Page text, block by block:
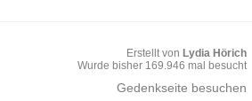
Erstellt von Lydia Hörich
Wurde bisher 169.946 mal besucht
Gedenkseite besuchen